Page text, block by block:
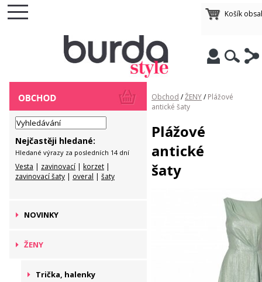
Košík
Nejčastěji hledané:
Hledané výrazy za posledních 14 dní
Vesta | zavinovací | korzet |
zavinovací šaty | overal | šaty
NOVINKY
ŽENY
Trička, halenky
Obchod /ŽENY/ Plážové
antické šaty
Plážové
antické
šaty